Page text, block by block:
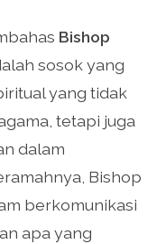
Bishop
sosok yang
yang tidak
tetapi juga
dalam
Bishop
berkomunikasi
apa yang